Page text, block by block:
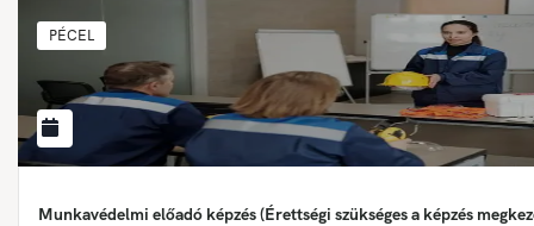
PÉCEL
Munkavédelmi előadó képzés (Érettségi szükséges a képzés